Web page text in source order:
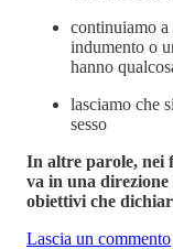
continuiamo a
indumento o
hanno
lasciamo che
sesso
In altre parole, nei
va in una direzione
obiettivi che
Lascia un commento